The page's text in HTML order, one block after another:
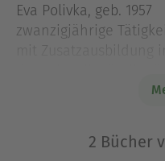
Eva Polivka, geb. 1957
zwanzigjährige
Sozialberaterin und
Vereins
die Möglichkeit zu
2 Bücher